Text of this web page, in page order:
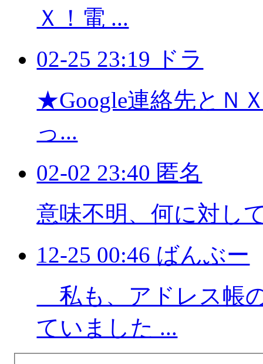
Ｘ！電 ...
02-25 23:19 ドラ
★Google連絡先とＮ
っ...
02-02 23:40 匿名
意味不明、何に対し
12-25 00:46 ばんぶー
私も、アドレス帳
ていました ...